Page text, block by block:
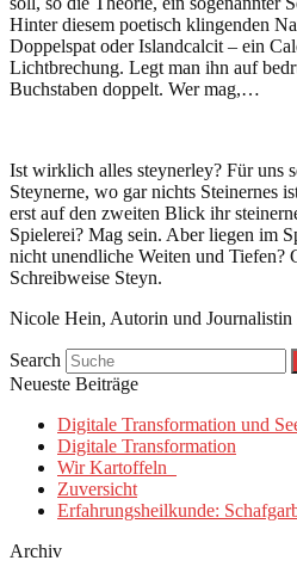
Hinter diesem poetisch klingenden
Doppelspat oder Islandcalcit – ein
Lichtbrechung. Legt man ihn auf
Buchstaben doppelt. Wer mag,…
Ist wirklich alles steynerley? Für uns
Steynerne, wo gar nichts Steinernes
erst auf den zweiten Blick ihr
Spielerei? Mag sein. Aber liegen im
nicht unendliche Weiten und Tiefen?
Schreibweise Steyn.
Nicole Hein, Autorin und
Search
Neueste Beiträge
Digitale Transformation und
Digitale Transformation
Wir Kartoffeln
Zuversicht
Erfahrungsheilkunde:
Archiv